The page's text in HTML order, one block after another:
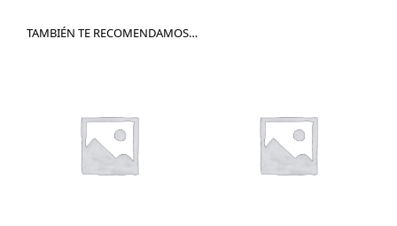
TAMBIÉN TE RECOMENDAMOS…